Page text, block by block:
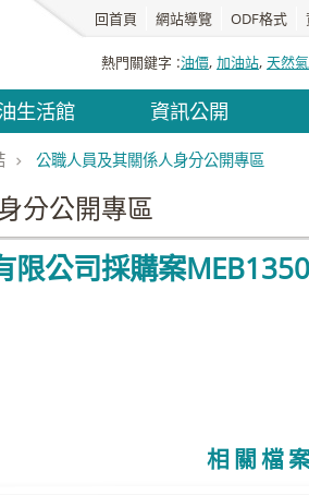
回首頁 網站導覽 ODF格式
熱門關鍵字 油價 加油站 天然氣
生活館 資訊公開
公職人員及其關係人身分公開專區
分公開專區
限公司採購案
相關檔